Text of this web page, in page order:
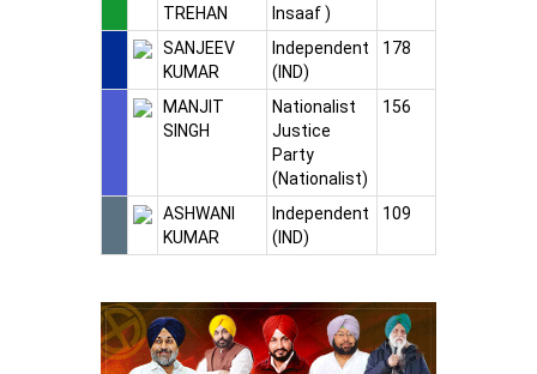
TREHAN
Insaaf )
SANJEEV
KUMAR
Independent
(IND)
178
MANJIT
SINGH
Nationalist
Justice
Party
(Nationalist)
156
ASHWANI
KUMAR
Independent
(IND)
109